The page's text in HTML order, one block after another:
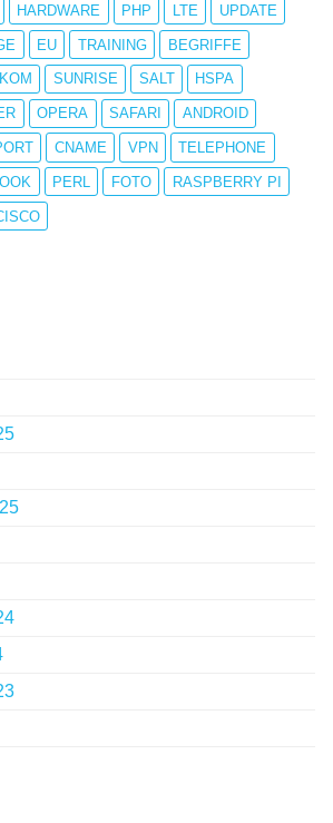
HARDWARE PHP LTE UPDATE
EU TRAINING BEGRIFFE
SUNRISE SALT HSPA
OPERA SAFARI ANDROID
CNAME VPN TELEPHONE
PERL FOTO RASPBERRY PI